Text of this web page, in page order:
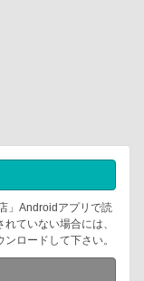
」Androidアプリで読
ていない場合には、
ロードして下さい。